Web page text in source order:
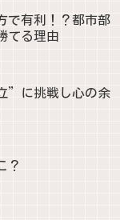
で有利！？都市部
てる理由
”に挑戦し心の余
？